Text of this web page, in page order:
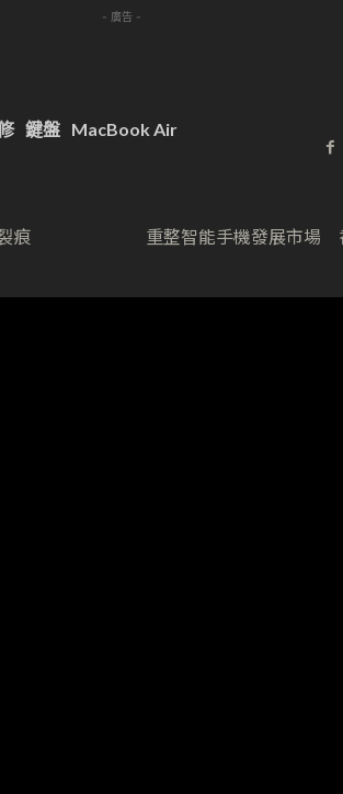
- 廣告 -
鍵盤 MacBook Air
痕
重整智能手機發展市場